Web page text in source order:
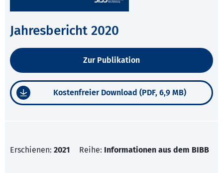
Jahresbericht 2020
Zur Publikation
Kostenfreier Download (PDF, 6,9 MB)
Erschienen: 2021 Reihe: Informationen aus dem BIBB